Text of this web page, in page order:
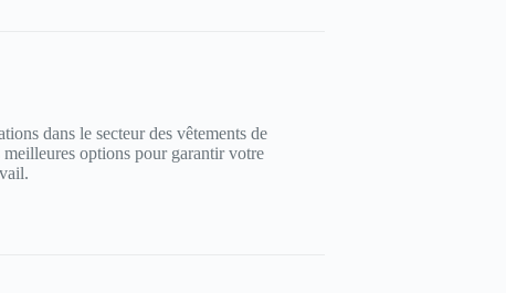
dans le secteur des vêtements de
options pour garantir votre